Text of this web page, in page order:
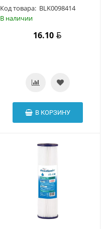
Код товара: BLK0098414
В наличии
16.10
В КОРЗИНУ